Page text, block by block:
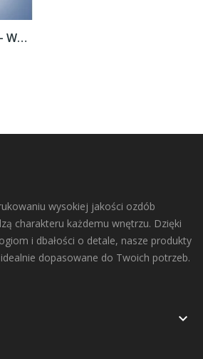
Obraz na płótnie – Woda w nierównym...
wysokiej jakości ozdób
charakteru każdemu wnętrzu. Dzięki
i dbałości o detale, nasze produkty
dopasowane do Twoich potrzeb.
